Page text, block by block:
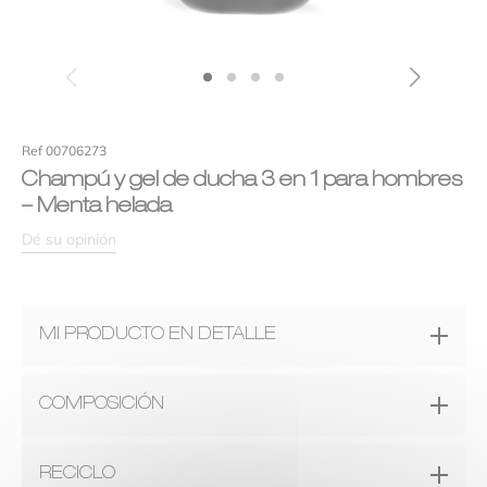
Ref 00706273
Champú y gel de ducha 3 en 1 para hombres
– Menta helada
Dé su opinión
MI PRODUCTO EN DETALLE
Un perfume
COMPOSICIÓN
Ingredientes :
RECICLO
Eficacia
Nombre*
Correo electrónico